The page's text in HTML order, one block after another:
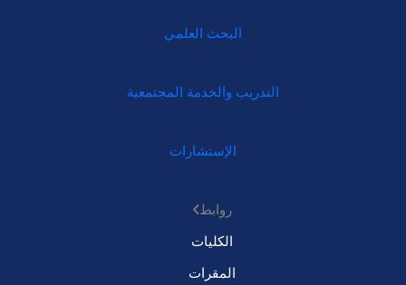
البحث العلمي
التدريب والخدمة المجتمعية
الإستشارات
روابط
الكليات
المقرات